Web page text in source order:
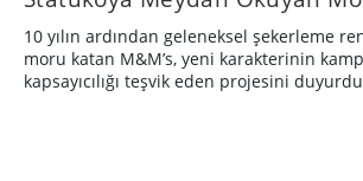
10 yılın ardından geleneksel şekerleme
moru katan M&M’s, yeni karakterinin
kapsayıcılığı teşvik eden projesini